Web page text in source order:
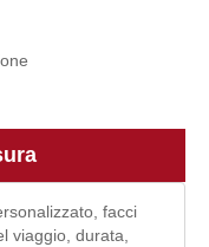
facci
viaggio, durata,